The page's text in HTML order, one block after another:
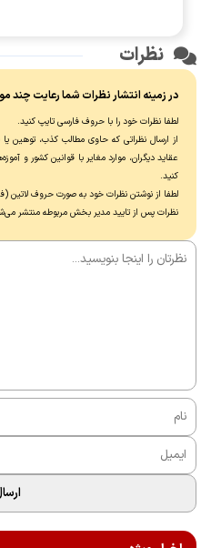
نظرات
در زمینه انتشار نظرات شما رعایت چند
لطفا نظرات خود را با حروف فارسی تایپ کنید.
از ارسال نظراتی که حاوی مطالب کذب، توهین
عقاید دیگران، موارد مغایر با قوانین کشور و
کنید.
لطفا از نوشتن نظرات خود به صورت حروف لاتین
نظرات پس از تایید مدیر بخش مربوطه منتشر